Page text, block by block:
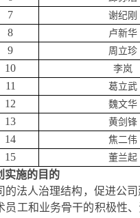
7 谢纪刚
8 卢新华
9 周立珍
10 李岚
11 葛立武
12 魏文华
13 黄剑锋
14 焦二伟
15 董兰起
实施的目的
的法人治理结构，促进公司
员工和业务骨干的积极性